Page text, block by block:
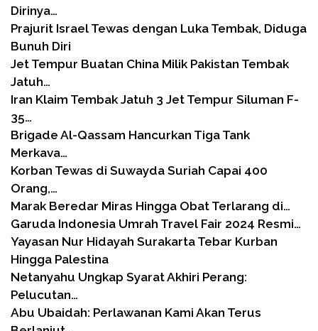
Dirinya…
Prajurit Israel Tewas dengan Luka Tembak, Diduga
Bunuh Diri
Jet Tempur Buatan China Milik Pakistan Tembak
Jatuh…
Iran Klaim Tembak Jatuh 3 Jet Tempur Siluman F-
35…
Brigade Al-Qassam Hancurkan Tiga Tank
Merkava…
Korban Tewas di Suwayda Suriah Capai 400
Orang,…
Marak Beredar Miras Hingga Obat Terlarang di…
Garuda Indonesia Umrah Travel Fair 2024 Resmi…
Yayasan Nur Hidayah Surakarta Tebar Kurban
Hingga Palestina
Netanyahu Ungkap Syarat Akhiri Perang:
Pelucutan…
Abu Ubaidah: Perlawanan Kami Akan Terus